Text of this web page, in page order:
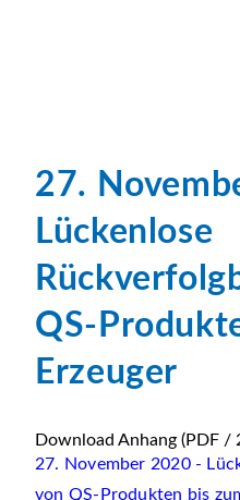
27.
Lückenlose
QS-
Erzeuger
Download Anhang (PDF /
27. November 2020 -
von QS-Produkten bis